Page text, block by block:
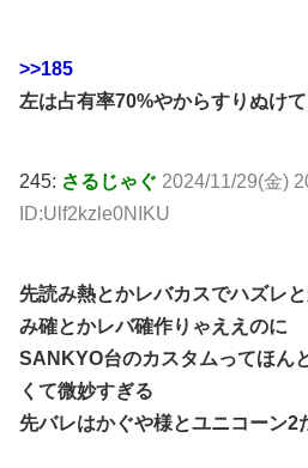
>>185
左は占有率70%やからすりぬけ
245: さるじゃぐ 2024/11/29(金)
ID:Ulf2kzle0NIKU
先読み熱とかレバカスでハズレ
み確とかレバ確作りゃええのに
SANKYO台のカスタムってほん
くて微妙すぎる
先バレはかぐや様とユニコーン2